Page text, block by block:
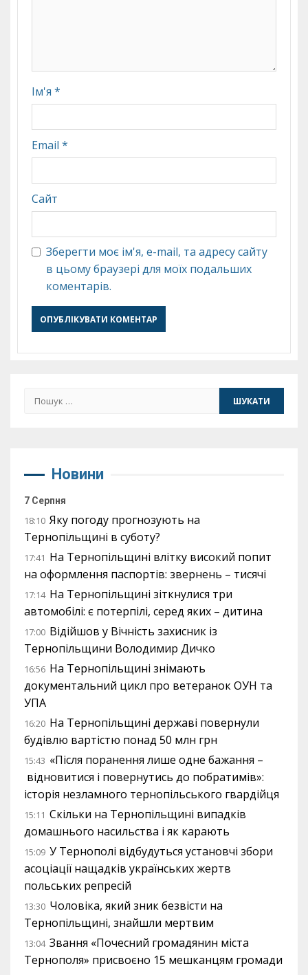
Ім'я *
Email *
Сайт
Зберегти моє ім'я, e-mail, та адресу сайту
в цьому браузері для моїх подальших
коментарів.
Пошук:
Новини
7 Серпня
18:10 Яку погоду прогнозують на
Тернопільщині в суботу?
17:41 На Тернопільщині влітку високий попит
на оформлення паспортів: звернень – тисячі
17:14 На Тернопільщині зіткнулися три
автомобілі: є потерпілі, серед яких – дитина
17:00 Відійшов у Вічність захисник із
Тернопільщини Володимир Дичко
16:56 На Тернопільщині знімають
документальний цикл про ветеранок ОУН та
УПА
16:20 На Тернопільщині державі повернули
будівлю вартістю понад 50 млн грн
15:43 «Після поранення лише одне бажання –
відновитися і повернутись до побратимів»:
історія незламного тернопільського гвардійця
15:11 Скільки на Тернопільщині випадків
домашнього насильства і як карають
15:09 У Тернополі відбудуться установчі збори
асоціації нащадків українських жертв
польських репресій
13:30 Чоловіка, який зник безвісти на
Тернопільщині, знайшли мертвим
13:04 Звання «Почесний громадянин міста
Тернополя» присвоєно 15 мешканцям громади